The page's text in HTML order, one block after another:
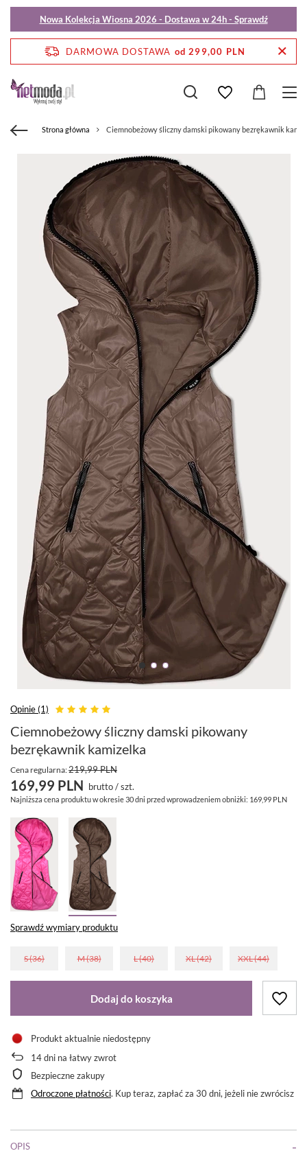
Nowa Kolekcja Wiosna 2026 - Dostawa w 24h - Sprawdź
DARMOWA DOSTAWA od 299,00 PLN
Strona główna Ciemnobeżowy śliczny damski pikowany bezrękawnik
Opinie (1)
Ciemnobeżowy śliczny damski pikowany
bezrękawnik kamizelka
Cena regularna:219,99 PLN
169,99 PLN brutto/szt.
Najniższa cena produktu w okresie 30 dni przed wprowadzeniem obniżki: 169,99 PLN
Sprawdź wymiary produktu
S (36) M (38) L (40) XL (42) XXL (44)
Dodaj do koszyka
Produkt aktualnie niedostępny
14dni na łatwy zwrot
Bezpieczne zakupy
Odroczone płatności. Kup teraz, zapłać za 30 dni, jeżeli nie zwrócisz
OPIS